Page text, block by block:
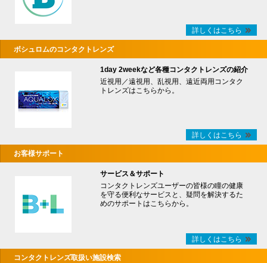
詳しくはこちら
ボシュロムのコンタクトレンズ
1day 2weekなど各種コンタクトレンズの紹介
近視用／遠視用、乱視用、遠近両用コンタク
トレンズはこちらから。
詳しくはこちら
お客様サポート
サービス＆サポート
コンタクトレンズユーザーの皆様の瞳の健康
を守る便利なサービスと、疑問を解決するた
めのサポートはこちらから。
詳しくはこちら
コンタクトレンズ取扱い施設検索